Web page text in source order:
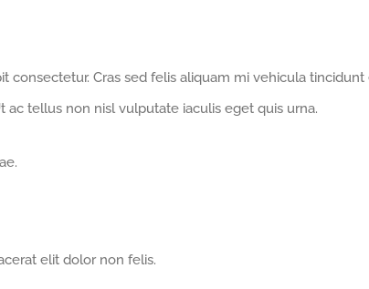
Cras sed felis aliquam mi vehicula
tellus non nisl vulputate iaculis eget quis urna.
elit dolor non felis.